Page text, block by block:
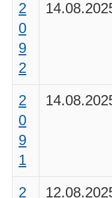
2
0
9
2
2
0
9
1
2